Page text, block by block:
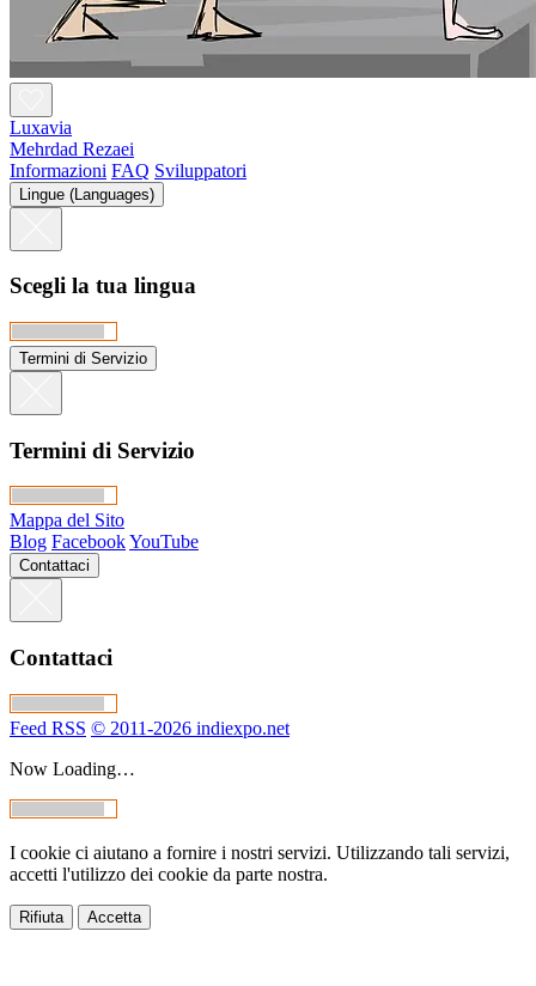
Luxavia
Mehrdad Rezaei
Informazioni FAQ Sviluppatori
Lingue (Languages)
Scegli la tua lingua
Termini di Servizio
Termini di Servizio
Mappa del Sito
Blog FacebookYouTube
Contattaci
Contattaci
Feed RSS © 2011-2026 indiexpo.net
Now Loading…
I cookie ci aiutano a fornire i nostri servizi. Utilizzando tali servizi,
accetti l'utilizzo dei cookie da parte nostra.
Rifiuta Accetta